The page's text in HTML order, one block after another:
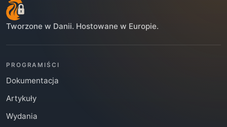
Tworzone w Danii. Hostowane w Europie.
PROGRAMIŚCI
Dokumentacja
Artykuły
Wydania